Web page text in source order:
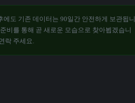
도 기존 데이터는 90일간 안전하게 보관됩니
비를 통해 곧 새로운 모습으로 찾아뵙겠습니
락 주세요.